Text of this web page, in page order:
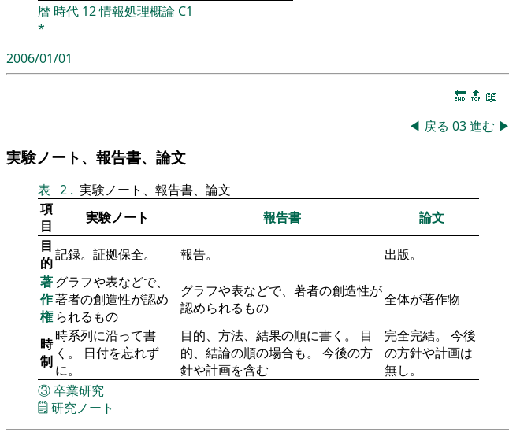
暦 時代 12情報処理概論 C1
*
2006/01/01
🔚 🔝 📖
◀ 戻る 03進む ▶
実験ノート、報告書、論文
表 2 . 実験ノート、報告書、論文
項
目
実験ノート 報告書
論文
目
的記録。証拠保全。 報告。
出版。
著
作
権
グラフや表などで、
著者の創造性が認め
られるもの
グラフや表などで、著者の創造性が
認められるもの
全体が著作物
時
制
時系列に沿って書
く。 日付を忘れず
に。
目的、方法、結果の順に書く。 目
的、結論の順の場合も。 今後の方
針や計画を含む
完全完結。 今後
の方針や計画は
無し。
③卒業研究
🗒️研究ノート